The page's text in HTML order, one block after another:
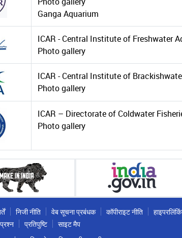
Ganga Aquarium
ICAR - Central Institute of Freshwater
Photo gallery
ICAR - Central Institute of
Photo gallery
ICAR – Directorate of Coldwater
Photo gallery
निजी नीति वेब सूचना प्रबंधक कॉपीराइट नीति
प्रतिपुष्टि
साइट मैप